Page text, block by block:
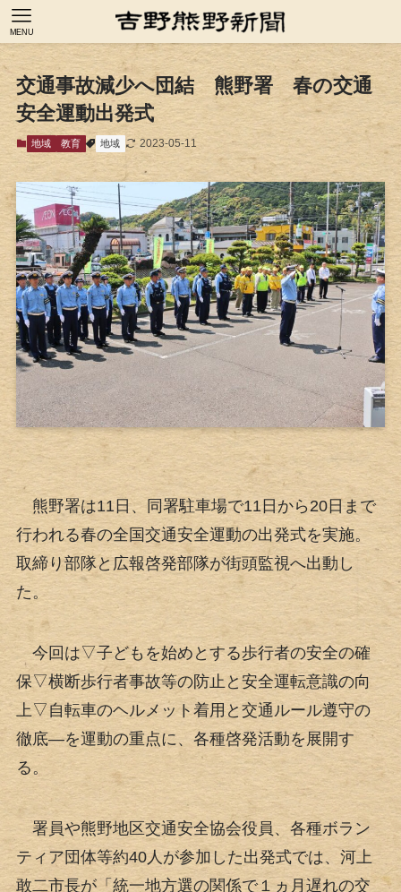
MENU
交通事故減少へ団結 熊野署 春の交通
安全運動出発式
地域 教育 地域 2023-05-11
熊野署は11日、同署駐車場で11日から20日まで
行われる春の全国交通安全運動の出発式を実施。
取締り部隊と広報啓発部隊が街頭監視へ出動し
た。
今回は▽子どもを始めとする歩行者の安全の確
保▽横断歩行者事故等の防止と安全運転意識の向
上▽自転車のヘルメット着用と交通ルール遵守の
徹底―を運動の重点に、各種啓発活動を展開す
る。
署員や熊野地区交通安全協会役員、各種ボラン
ティア団体等約40人が参加した出発式では、河上
敢二市長が「統一地方選の関係で１ヵ月遅れの交